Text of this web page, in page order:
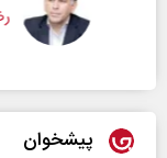
رضا
پیشخوان